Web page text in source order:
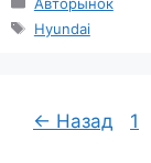
Метки
Hyundai
← Назад 1